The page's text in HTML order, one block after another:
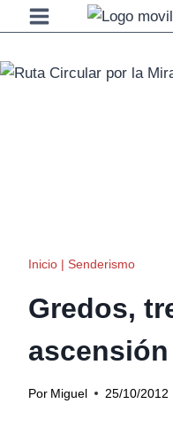
Saltar
al
contenido
Inicio | Senderismo
Gredos,
Por Miguel 25/10/2012